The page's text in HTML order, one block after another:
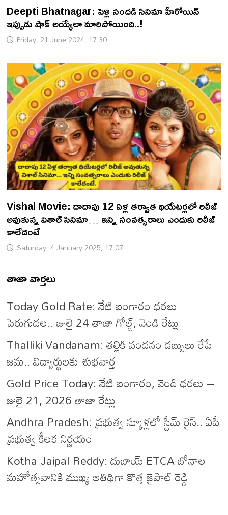
Deepti Bhatnagar: పెళ్లి సందడి సినిమా హీరోయిన్
ఇప్పుడు షాక్ అయ్యేలా మారిపోయింది..!
Friday, 21 June 2024, 17:30
Vishal Movie: దాదాపు 12 ఏళ్ల తర్వాత థియేటర్లలో రిలీజ్
అవుతున్న విశాల్ సినిమా… ఇన్ని సంవత్సరాలు ఎందుకు రిలీజ్
కాలేదంటే
Saturday, 4 January 2025, 17:07
తాజా వార్తలు
Today Gold Rate: నేటి బంగారం ధరలు
పెరుగుదల.. జులై 24 తాజా గోల్డ్, వెండి రేట్లు
Thalliki Vandanam: తల్లికి వందనం డబ్బులు రేపే
జమ.. విద్యార్థులకు శుభవార్త
Gold Price Today: నేటి బంగారం, వెండి ధరలు –
జులై 21, 2026 తాజా రేట్లు
Andhra Pradesh: ప్రభుత్వ స్కూళ్లలో స్టీమ్ రైస్.. ఏపీ
ప్రభుత్వ కీలక నిర్ణయం
Kotha Jaipal Reddy: దుబాయ్ ETCA బోనాల
మహోత్సవానికి ముఖ్య అతిథిగా కొత్త జైపాల్ రెడ్డి